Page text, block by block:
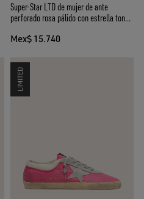
Super-Star LTD de mujer de ante
perforado rosa pálido con estrella tono
Mex$ 15.740
LIMITED